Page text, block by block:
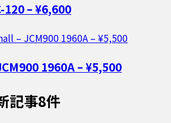
120 – ¥6,600
1960A – ¥5,500
記事8件